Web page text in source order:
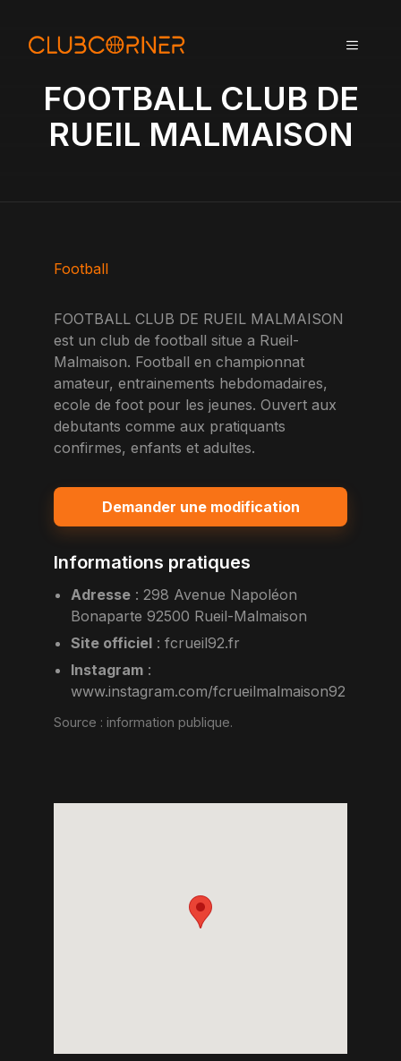
MENU
FOOTBALL CLUB DE
RUEIL MALMAISON
Football
FOOTBALL CLUB DE RUEIL MALMAISON
est un club de football situe a Rueil-
Malmaison. Football en championnat
amateur, entrainements hebdomadaires,
ecole de foot pour les jeunes. Ouvert aux
debutants comme aux pratiquants
confirmes, enfants et adultes.
Demander une modification
Informations pratiques
Adresse :298 Avenue Napoléon
Bonaparte 92500 Rueil-Malmaison
Site officiel :fcrueil92.fr
Instagram :
www.instagram.com/fcrueilmalmaison92
Source : information publique.